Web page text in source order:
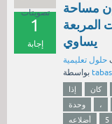
تصويتات
1
إجابة
فإن مساحة
المربعة
يساوي
حلول تعليمية
إذا كان
وحدة
،
أضلاعه
5